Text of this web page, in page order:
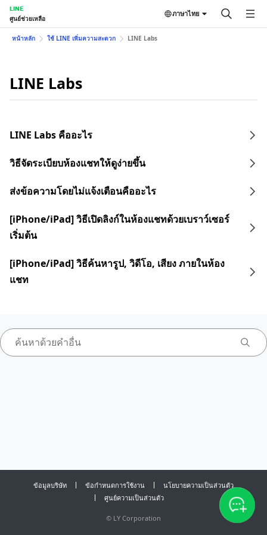
LINE
ศูนย์ช่วยเหลือ
ภาษาไทย
หน้าหลัก ใช้ LINE เพิ่มความสะดวก LINE Labs
LINE Labs
LINE Labs คืออะไร
วิธีจัดระเบียบห้องแชทให้ดูง่ายขึ้น
ส่งข้อความโดยไม่แจ้งเตือนคืออะไร
[iPhone/iPad] วิธีเปิดลิงก์ในห้องแชทด้วยเบราว์เซอร์
เริ่มต้น
[iPhone/iPad] วิธีค้นหารูป, วิดีโอ, เสียง ภายในห้อง
แชท
ข้อมูลบริษัท ข้อกำหนดการใช้งาน
นโยบายความเป็นส่วนตัว
ศูนย์ความเป็นส่วนตัว
© LY Corporation